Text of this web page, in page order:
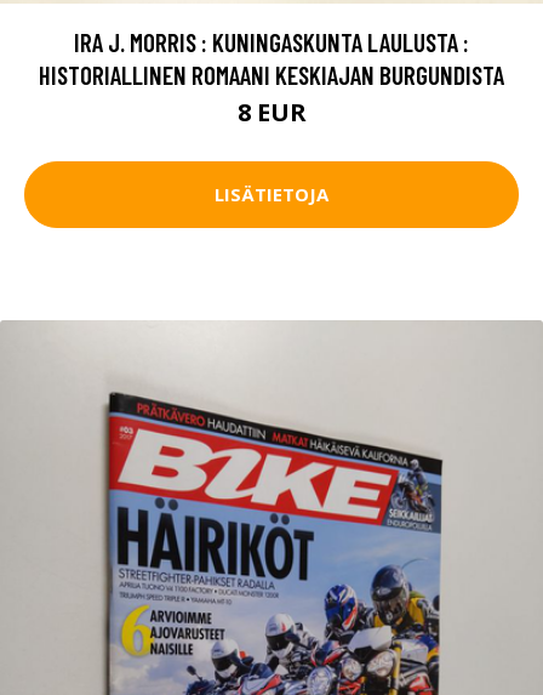
IRA J. MORRIS : KUNINGASKUNTA LAULUSTA :
HISTORIALLINEN ROMAANI KESKIAJAN BURGUNDISTA
8 EUR
LISÄTIETOJA